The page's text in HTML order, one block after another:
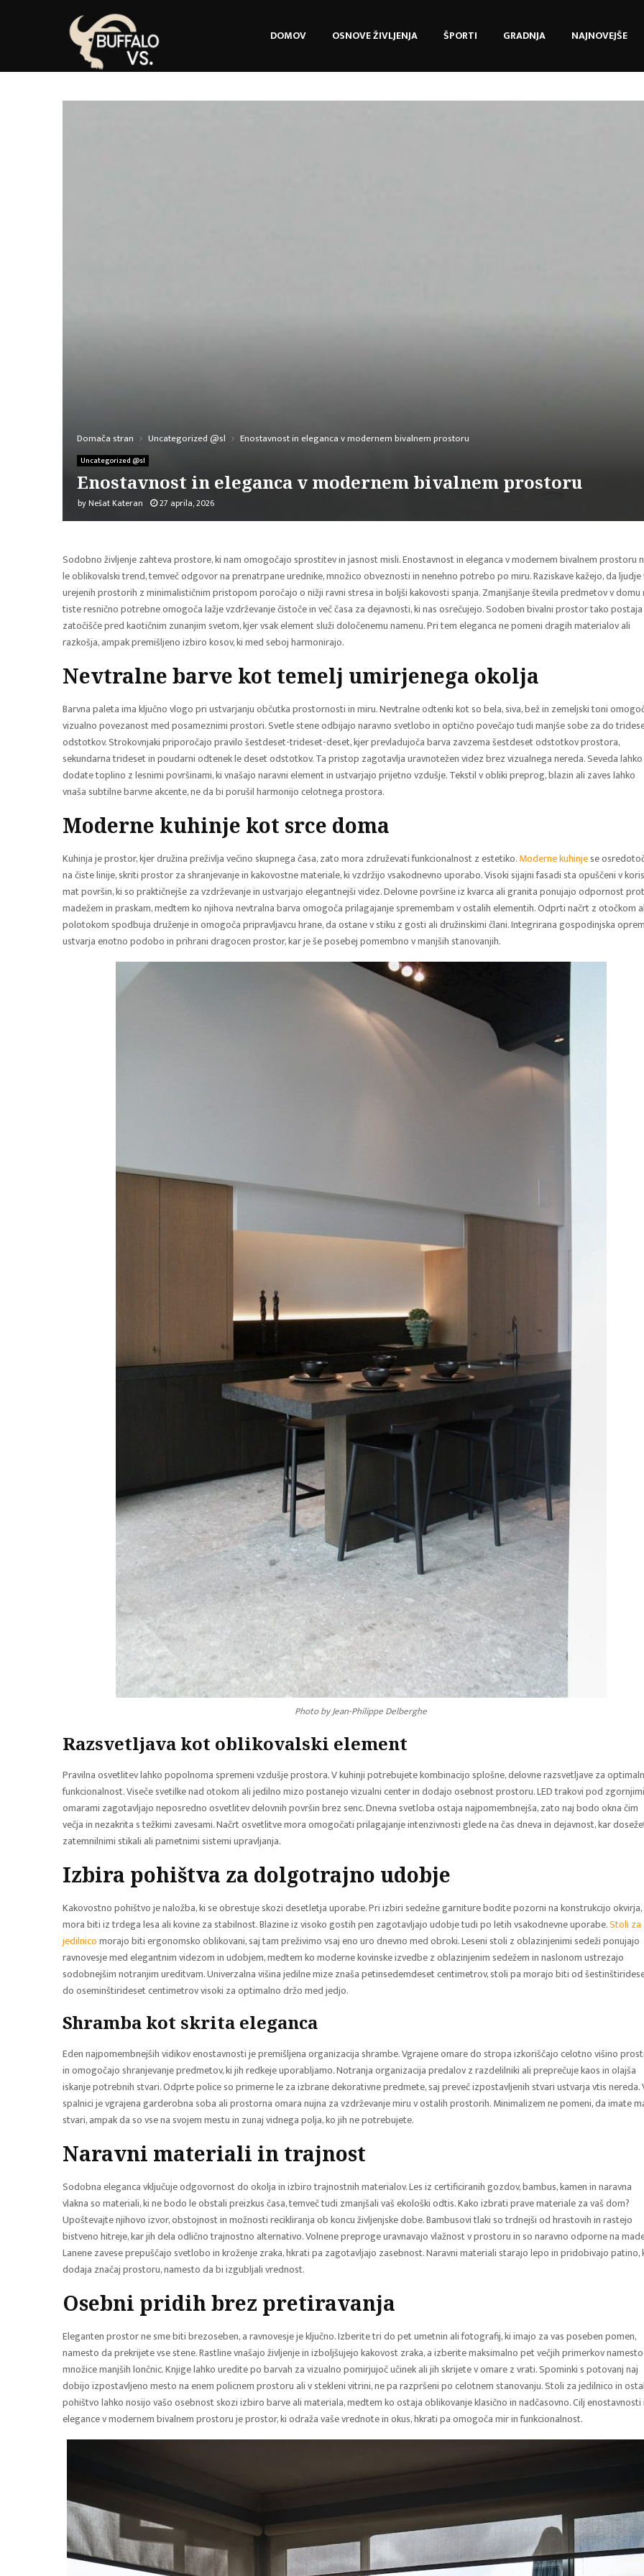
DOMOV OSNOVE ŽIVLJENJA ŠPORTI GRADNJA NAJNOVEJŠE
Domača stran Uncategorized @sl Enostavnost in eleganca v modernem bivalnem prostoru
Uncategorized @sl
Enostavnost in eleganca v modernem bivalnem prostoru
byNešat Kateran 27 aprila, 2026
Sodobno življenje zahteva prostore, ki nam omogočajo sprostitev in jasnost misli. Enostavnost in eleganca v modernem bivalnem prostoru
le oblikovalski trend, temveč odgovor na prenatrpane urednike, množico obveznosti in nenehno potrebo po miru. Raziskave kažejo, da ljudje
urejenih prostorih z minimalističnim pristopom poročajo o nižji ravni stresa in boljši kakovosti spanja. Zmanjšanje števila predmetov v domu
tiste resnično potrebne omogoča lažje vzdrževanje čistoče in več časa za dejavnosti, ki nas osrečujejo. Sodoben bivalni prostor tako postaja
zatočišče pred kaotičnim zunanjim svetom, kjer vsak element služi določenemu namenu. Pri tem eleganca ne pomeni dragih materialov ali
razkošja, ampak premišljeno izbiro kosov, ki med seboj harmonirajo.
Nevtralne barve kot temelj umirjenega okolja
Barvna paleta ima ključno vlogo pri ustvarjanju občutka prostornosti in miru. Nevtralne odtenki kot so bela, siva, bež in zemeljski toni
vizualno povezanost med posameznimi prostori. Svetle stene odbijajo naravno svetlobo in optično povečajo tudi manjše sobe za do
odstotkov. Strokovnjaki priporočajo pravilo šestdeset-trideset-deset, kjer prevladujoča barva zavzema šestdeset odstotkov prostora,
sekundarna trideset in poudarni odtenek le deset odstotkov. Ta pristop zagotavlja uravnotežen videz brez vizualnega nereda. Seveda lahko
dodate toplino z lesnimi površinami, ki vnašajo naravni element in ustvarjajo prijetno vzdušje. Tekstil v obliki preprog, blazin ali zaves lahko
vnaša subtilne barvne akcente, ne da bi porušil harmonijo celotnega prostora.
Moderne kuhinje kot srce doma
Kuhinja je prostor, kjer družina preživlja večino skupnega časa, zato mora združevati funkcionalnost z estetiko.Moderne kuhinjese
na čiste linije, skriti prostor za shranjevanje in kakovostne materiale, ki vzdržijo vsakodnevno uporabo. Visoki sijajni fasadi sta opuščeni v
mat površin, ki so praktičnejše za vzdrževanje in ustvarjajo elegantnejši videz. Delovne površine iz kvarca ali granita ponujajo odpornost
madežem in praskam, medtem ko njihova nevtralna barva omogoča prilagajanje spremembam v ostalih elementih. Odprti načrt z otočkom
polotokom spodbuja druženje in omogoča pripravljavcu hrane, da ostane v stiku z gosti ali družinskimi člani. Integrirana gospodinjska
ustvarja enotno podobo in prihrani dragocen prostor, kar je še posebej pomembno v manjših stanovanjih.
Photo by Jean-Philippe Delberghe
Razsvetljava kot oblikovalski element
Pravilna osvetlitev lahko popolnoma spremeni vzdušje prostora. V kuhinji potrebujete kombinacijo splošne, delovne razsvetljave za
funkcionalnost. Viseče svetilke nad otokom ali jedilno mizo postanejo vizualni center in dodajo osebnost prostoru. LED trakovi pod zgornjimi
omarami zagotavljajo neposredno osvetlitev delovnih površin brez senc. Dnevna svetloba ostaja najpomembnejša, zato naj bodo okna čim
večja in nezakrita s težkimi zavesami. Načrt osvetlitve mora omogočati prilagajanje intenzivnosti glede na čas dneva in dejavnost, kar
zatemnilnimi stikali ali pametnimi sistemi upravljanja.
Izbira pohištva za dolgotrajno udobje
Kakovostno pohištvo je naložba, ki se obrestuje skozi desetletja uporabe. Pri izbiri sedežne garniture bodite pozorni na konstrukcijo okvirja,
mora biti iz trdega lesa ali kovine za stabilnost. Blazine iz visoko gostih pen zagotavljajo udobje tudi po letih vsakodnevne uporabe.Stoli za
jedilnicomorajo biti ergonomsko oblikovani, saj tam preživimo vsaj eno uro dnevno med obroki. Leseni stoli z oblazinjenimi sedeži ponujajo
ravnovesje med elegantnim videzom in udobjem, medtem ko moderne kovinske izvedbe z oblazinjenim sedežem in naslonom ustrezajo
sodobnejšim notranjim ureditvam. Univerzalna višina jedilne mize znaša petinsedemdeset centimetrov, stoli pa morajo biti od
do oseminštirideset centimetrov visoki za optimalno držo med jedjo.
Shramba kot skrita eleganca
Eden najpomembnejših vidikov enostavnosti je premišljena organizacija shrambe. Vgrajene omare do stropa izkoriščajo celotno višino
in omogočajo shranjevanje predmetov, ki jih redkeje uporabljamo. Notranja organizacija predalov z razdelilniki ali preprečuje kaos in olajša
iskanje potrebnih stvari. Odprte police so primerne le za izbrane dekorativne predmete, saj preveč izpostavljenih stvari ustvarja vtis nereda.
spalnici je vgrajena garderobna soba ali prostorna omara nujna za vzdrževanje miru v ostalih prostorih. Minimalizem ne pomeni, da imate
stvari, ampak da so vse na svojem mestu in zunaj vidnega polja, ko jih ne potrebujete.
Naravni materiali in trajnost
Sodobna eleganca vključuje odgovornost do okolja in izbiro trajnostnih materialov. Les iz certificiranih gozdov, bambus, kamen in naravna
vlakna so materiali, ki ne bodo le obstali preizkus časa, temveč tudi zmanjšali vaš ekološki odtis. Kako izbrati prave materiale za vaš dom?
Upoštevajte njihovo izvor, obstojnost in možnosti recikliranja ob koncu življenjske dobe. Bambusovi tlaki so trdnejši od hrastovih in rastejo
bistveno hitreje, kar jih dela odlično trajnostno alternativo. Volnene preproge uravnavajo vlažnost v prostoru in so naravno odporne na
Lanene zavese prepuščajo svetlobo in kroženje zraka, hkrati pa zagotavljajo zasebnost. Naravni materiali starajo lepo in pridobivajo patino,
dodaja značaj prostoru, namesto da bi izgubljali vrednost.
Osebni pridih brez pretiravanja
Eleganten prostor ne sme biti brezoseben, a ravnovesje je ključno. Izberite tri do pet umetnin ali fotografij, ki imajo za vas poseben pomen,
namesto da prekrijete vse stene. Rastline vnašajo življenje in izboljšujejo kakovost zraka, a izberite maksimalno pet večjih primerkov namesto
množice manjših lončnic. Knjige lahko uredite po barvah za vizualno pomirjujoč učinek ali jih skrijete v omare z vrati. Spominki s potovanj naj
dobijo izpostavljeno mesto na enem policnem prostoru ali v stekleni vitrini, ne pa razpršeni po celotnem stanovanju. Stoli za jedilnico in
pohištvo lahko nosijo vašo osebnost skozi izbiro barve ali materiala, medtem ko ostaja oblikovanje klasično in nadčasovno. Cilj enostavnosti
elegance v modernem bivalnem prostoru je prostor, ki odraža vaše vrednote in okus, hkrati pa omogoča mir in funkcionalnost.